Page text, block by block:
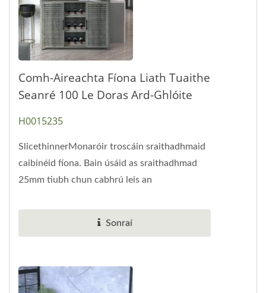
Comh-Aireachta Fíona Liath Tuaithe
Seanré 100 Le Doras Ard-Ghlóite
H0015235
SlicethinnerMonaróir troscáin sraithadhmaid
caibinéid fíona. Bain úsáid as sraithadhmad
25mm tiubh chun cabhrú leis an
Sonraí